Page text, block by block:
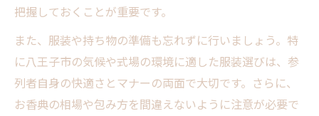
把握しておくことが重要です。
また、服装や持ち物の準備も忘れずに行いましょう。特
に八王子市の気候や式場の環境に適した服装選びは、参
列者自身の快適さとマナーの両面で大切です。さらに、
お香典の相場や包み方を間違えないように注意が必要で